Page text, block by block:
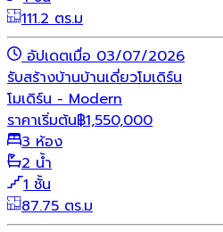
111.2 ตร.ม
อัปเดตเมื่อ 03/07/2026
รับสร้างบ้านบ้านเดี่ยวโมเดิร์น
โมเดิร์น - Modern
ราคาเริ่มต้น฿1,550,000
3 ห้อง
2 น้ำ
1 ชั้น
87.75 ตร.ม